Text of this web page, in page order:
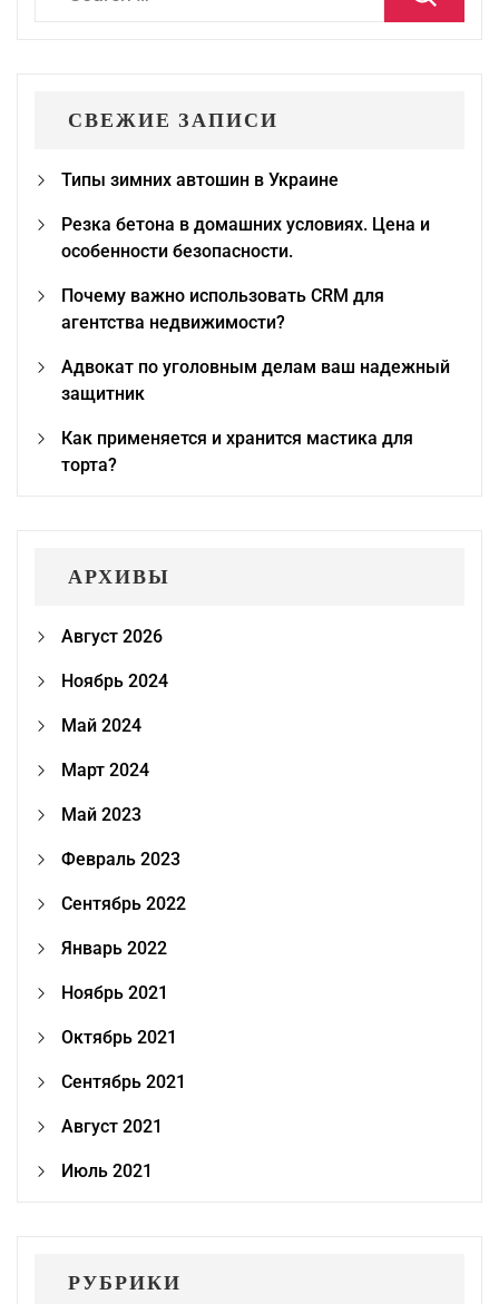
СВЕЖИЕ ЗАПИСИ
Типы зимних автошин в Украине
Резка бетона в домашних условиях. Цена и
особенности безопасности.
Почему важно использовать CRM для
агентства недвижимости?
Адвокат по уголовным делам ваш надежный
защитник
Как применяется и хранится мастика для
торта?
АРХИВЫ
Август 2026
Ноябрь 2024
Май 2024
Март 2024
Май 2023
Февраль 2023
Сентябрь 2022
Январь 2022
Ноябрь 2021
Октябрь 2021
Сентябрь 2021
Август 2021
Июль 2021
РУБРИКИ